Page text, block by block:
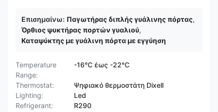
Επισημαίνω: Παγωτήρας διπλής γυάλινης πόρτας,
Όρθιος ψυκτήρας πορτών γυαλιού,
Καταψύκτης με γυάλινη πόρτα με εγγύηση
Temperature
Range:
-16°C έως -22°C
Thermostat:
Ψηφιακό θερμοστάτη Dixell
Lighting:
Led
Refrigerant:
R290